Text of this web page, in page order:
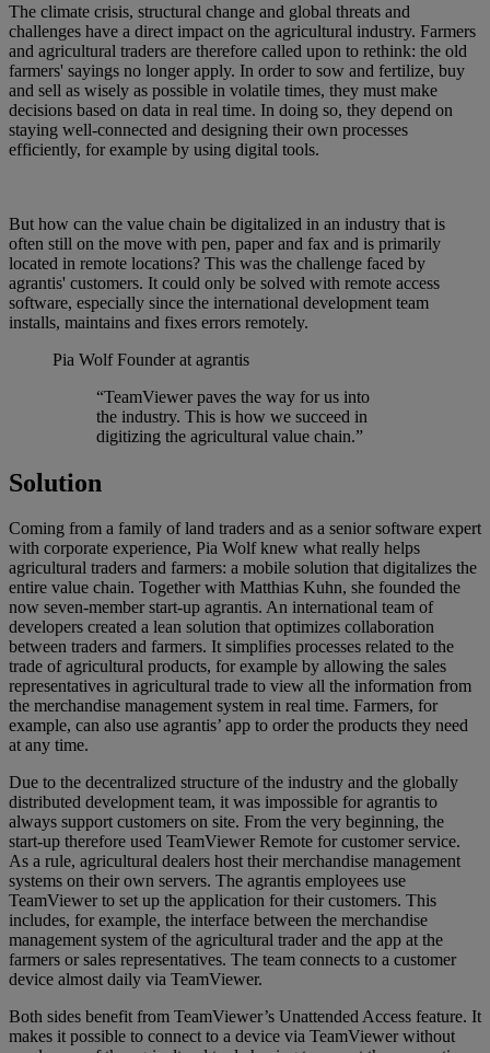
The climate crisis, structural change and global threats and
challenges have a direct impact on the agricultural industry. Farmers
and agricultural traders are therefore called upon to rethink: the old
farmers' sayings no longer apply. In order to sow and fertilize, buy
and sell as wisely as possible in volatile times, they must make
decisions based on data in real time. In doing so, they depend on
staying well-connected and designing their own processes
efficiently, for example by using digital tools.
But how can the value chain be digitalized in an industry that is
often still on the move with pen, paper and fax and is primarily
located in remote locations? This was the challenge faced by
agrantis' customers. It could only be solved with remote access
software, especially since the international development team
installs, maintains and fixes errors remotely.
Pia Wolf Founder at agrantis
“TeamViewer paves the way for us into
the industry. This is how we succeed in
digitizing the agricultural value chain.”
Solution
Coming from a family of land traders and as a senior software expert
with corporate experience, Pia Wolf knew what really helps
agricultural traders and farmers: a mobile solution that digitalizes the
entire value chain. Together with Matthias Kuhn, she founded the
now seven-member start-up agrantis. An international team of
developers created a lean solution that optimizes collaboration
between traders and farmers. It simplifies processes related to the
trade of agricultural products, for example by allowing the sales
representatives in agricultural trade to view all the information from
the merchandise management system in real time. Farmers, for
example, can also use agrantis’ app to order the products they need
at any time.
Due to the decentralized structure of the industry and the globally
distributed development team, it was impossible for agrantis to
always support customers on site. From the very beginning, the
start-up therefore used TeamViewer Remote for customer service.
As a rule, agricultural dealers host their merchandise management
systems on their own servers. The agrantis employees use
TeamViewer to set up the application for their customers. This
includes, for example, the interface between the merchandise
management system of the agricultural trader and the app at the
farmers or sales representatives. The team connects to a customer
device almost daily via TeamViewer.
Both sides benefit from TeamViewer’s Unattended Access feature. It
makes it possible to connect to a device via TeamViewer without